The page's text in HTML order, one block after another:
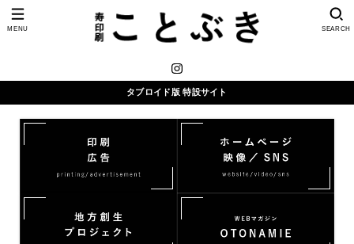
SEARCH
MENU
タブロイド版 特設サイト